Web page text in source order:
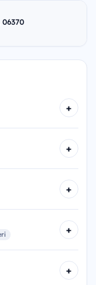
+
+
+
+
+